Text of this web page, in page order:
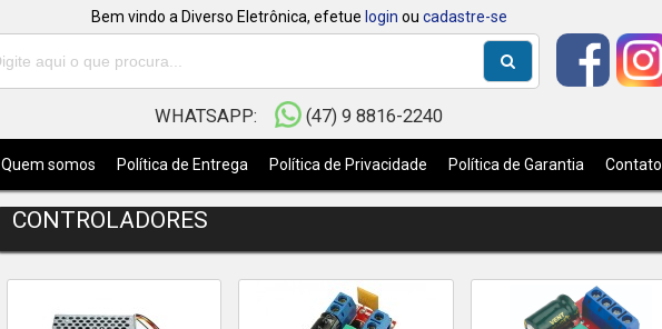
Bem vindo a Diverso Eletrônica, efetue login ou cadastre-se
WHATSAPP: (47) 9 8816-2240
Quem somos Política de Entrega Política de Privacidade Política de Garantia Contato
CONTROLADORES